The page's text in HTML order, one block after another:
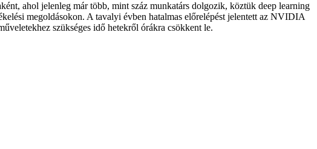
ahol jelenleg már több, mint száz munkatárs dolgozik, köztük deep learning
megoldásokon. A tavalyi évben hatalmas előrelépést jelentett az NVIDIA
szükséges idő hetekről órákra csökkent le.